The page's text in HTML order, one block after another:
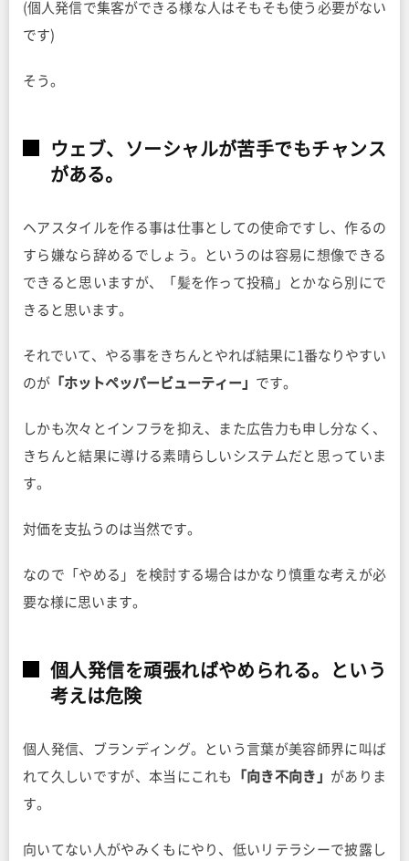
(個人発信で集客ができる様な人はそもそも使う必要がない
です)
そう。
ウェブ、ソーシャルが苦手でもチャンス
がある。
ヘアスタイルを作る事は仕事としての使命ですし、作るの
すら嫌なら辞めるでしょう。というのは容易に想像できる
できると思いますが、「髪を作って投稿」とかなら別にで
きると思います。
それでいて、やる事をきちんとやれば結果に1番なりやすい
のが 「ホットペッパービューティー」 です。
しかも次々とインフラを抑え、また広告力も申し分なく、
きちんと結果に導ける素晴らしいシステムだと思っていま
す。
対価を支払うのは当然です。
なので「やめる」を検討する場合はかなり慎重な考えが必
要な様に思います。
個人発信を頑張ればやめられる。という
考えは危険
個人発信、ブランディング。という言葉が美容師界に叫ば
れて久しいですが、本当にこれも
「向き不向き」 がありま
す。
向いてない人がやみくもにやり、低いリテラシーで披露し